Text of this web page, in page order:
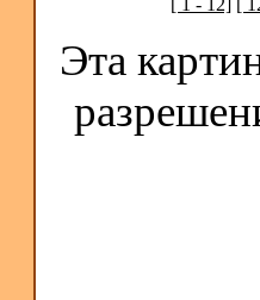
[ 1 - 12] [
Эта